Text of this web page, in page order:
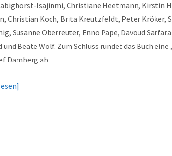
Isajinmi, Christiane Heetmann, Kirstin
Christian Koch, Brita Kreutzfeldt, Peter Kröker,
Susanne Oberreuter, Enno Pape, Davoud
und Beate Wolf. Zum Schluss rundet das Buch
Damberg ab.